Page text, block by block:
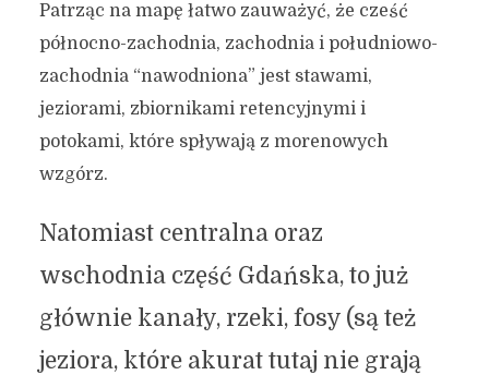
Patrząc na mapę łatwo zauważyć, że cześć
północno-zachodnia, zachodnia i południowo-
zachodnia “nawodniona” jest stawami,
jeziorami, zbiornikami retencyjnymi i
potokami, które spływają z morenowych
wzgórz.
Natomiast centralna oraz
wschodnia część Gdańska, to już
głównie kanały, rzeki, fosy (są też
jeziora, które akurat tutaj nie grają